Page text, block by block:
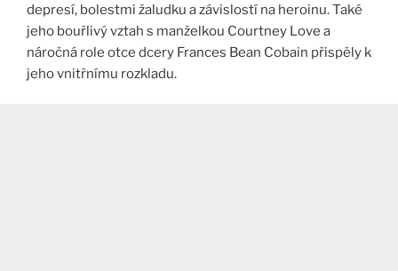
depresí, bolestmi žaludku a závislostí na heroinu. Také
jeho bouřlivý vztah s manželkou Courtney Love a
náročná role otce dcery Frances Bean Cobain přispěly k
jeho vnitřnímu rozkladu.